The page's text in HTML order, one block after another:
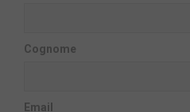
Cognome
Email